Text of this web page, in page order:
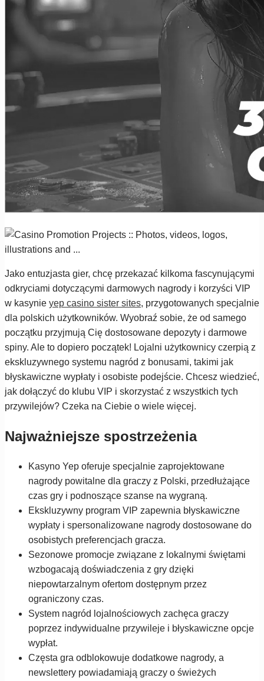
Jako entuzjasta gier, chcę przekazać kilkoma fascynującymi
odkryciami dotyczącymi darmowych nagrody i korzyści VIP
w kasynie yep casino sister sites, przygotowanych specjalnie
dla polskich użytkowników. Wyobraź sobie, że od samego
początku przyjmują Cię dostosowane depozyty i darmowe
spiny. Ale to dopiero początek! Lojalni użytkownicy czerpią z
ekskluzywnego systemu nagród z bonusami, takimi jak
błyskawiczne wypłaty i osobiste podejście. Chcesz wiedzieć,
jak dołączyć do klubu VIP i skorzystać z wszystkich tych
przywilejów? Czeka na Ciebie o wiele więcej.
Najważniejsze spostrzeżenia
Kasyno Yep oferuje specjalnie zaprojektowane
nagrody powitalne dla graczy z Polski, przedłużające
czas gry i podnoszące szanse na wygraną.
Ekskluzywny program VIP zapewnia błyskawiczne
wypłaty i spersonalizowane nagrody dostosowane do
osobistych preferencjach gracza.
Sezonowe promocje związane z lokalnymi świętami
wzbogacają doświadczenia z gry dzięki
niepowtarzalnym ofertom dostępnym przez
ograniczony czas.
System nagród lojalnościowych zachęca graczy
poprzez indywidualne przywileje i błyskawiczne opcje
wypłat.
Częsta gra odblokowuje dodatkowe nagrody, a
newslettery powiadamiają graczy o świeżych